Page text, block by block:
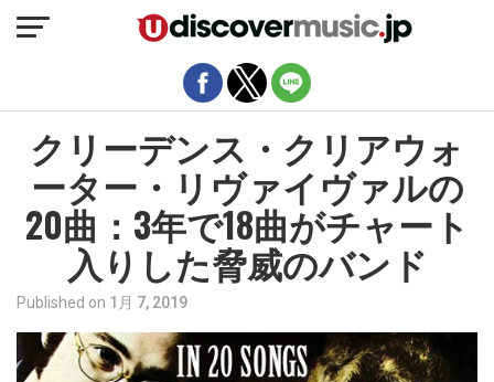
クリーデンス・クリアウォ
ーター・リヴァイヴァルの
20曲：3年で18曲がチャート
入りした脅威のバンド
Published on 1月 7, 2019
モバイルバージョンを終了